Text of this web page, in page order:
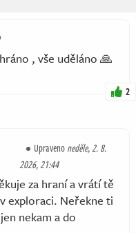
, vše uděláno 🙏
2
Upravenoneděle, 2. 8.
2026, 21:44
za hraní a vrátí tě
exploraci. Neřekne ti
nekam a do